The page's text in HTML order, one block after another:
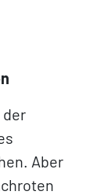
der
Aber